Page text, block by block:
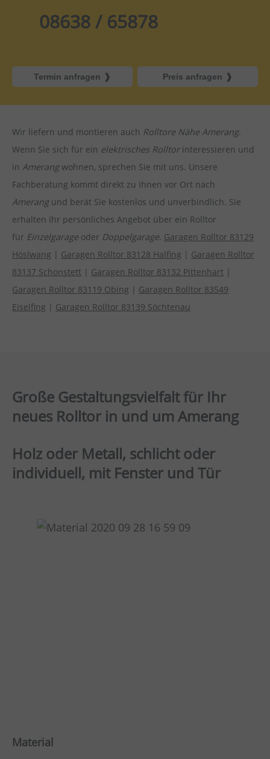
08638 / 65878
Termin anfragen Preis anfragen
Wir liefern und montieren auch Rolltore Nähe Amerang.
Wenn Sie sich für ein elektrisches Rolltor interessieren und
in Amerangwohnen, sprechen Sie mit uns. Unsere
Fachberatung kommt direkt zu Ihnen vor Ort nach
Amerangund berät Sie kostenlos und unverbindlich. Sie
erhalten Ihr persönliches Angebot über ein Rolltor
für Einzelgarage oder Doppelgarage. Garagen Rolltor 83129
Höslwang | Garagen Rolltor 83128 Halfing | Garagen Rolltor
83137 Schonstett | Garagen Rolltor 83132 Pittenhart |
Garagen Rolltor 83119 Obing | Garagen Rolltor 83549
Eiselfing | Garagen Rolltor 83139 Söchtenau
Große Gestaltungsvielfalt für Ihr
neues Rolltor in und um Amerang
Holz oder Metall, schlicht oder
individuell, mit Fenster und Tür
Material